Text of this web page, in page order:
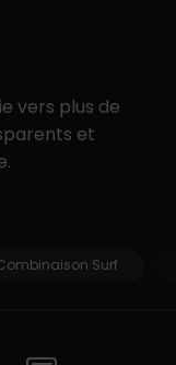
vers plus de
et
Surf